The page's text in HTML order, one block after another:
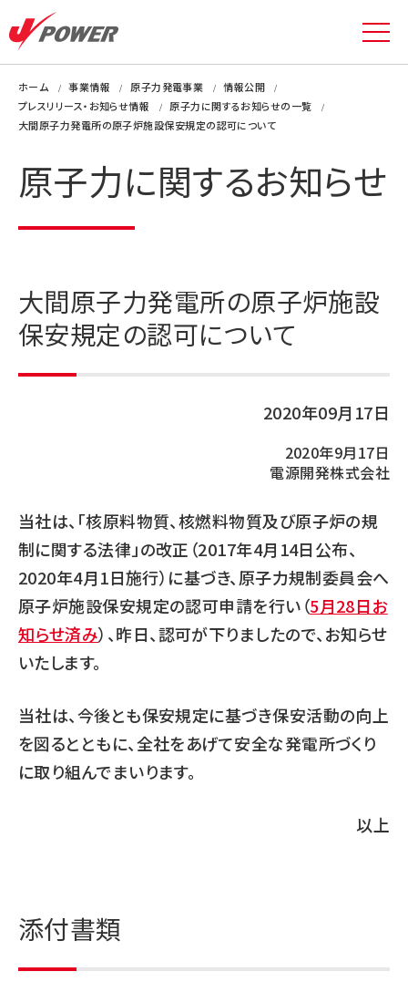
ホーム 事業情報 原子力発電事業
情報公開
プレスリリース・お知らせ情報
原子力に関するお知らせの一覧
大間原子力発電所の原子炉施設保安規定の認可について
原子力に関するお知らせ
大間原子力発電所の原子炉施設
保安規定の認可について
2020年09月17日
2020年9月17日
電源開発株式会社
当社は、「核原料物質、核燃料物質及び原子炉の規
制に関する法律」の改正（2017年4月14日公布、
2020年4月1日施行）に基づき、原子力規制委員会へ
原子炉施設保安規定の認可申請を行い（5月28日お
知らせ済み）、昨日、認可が下りましたので、お知らせ
いたします。
当社は、今後とも保安規定に基づき保安活動の向上
を図るとともに、全社をあげて安全な発電所づくり
に取り組んでまいります。
以上
添付書類